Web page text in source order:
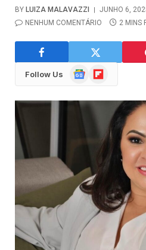
BY LUIZA MALAVAZZI
JUNHO 6,
NENHUM COMENTÁRIO
2 MINS
Follow Us
GoogleFlipboard